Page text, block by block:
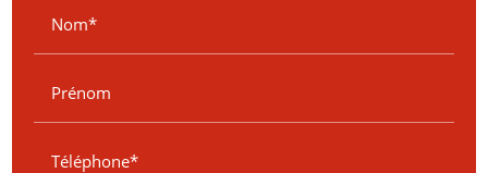
Nom*
Prénom
Téléphone*